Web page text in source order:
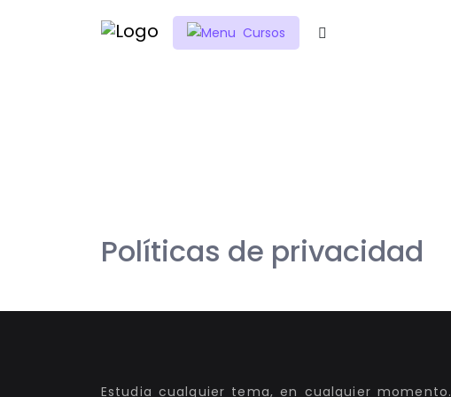
Cursos
Políticas de privacidad
Estudia cualquier tema, en cualquier momento.